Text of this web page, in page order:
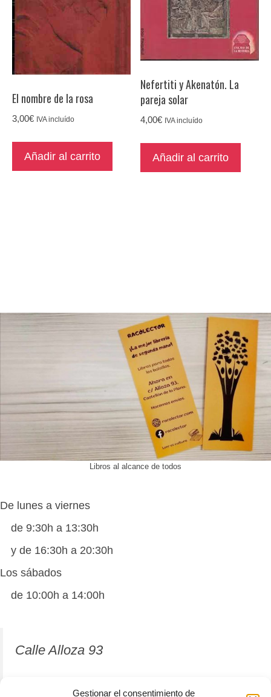
Gestionar el consentimiento de
El nombre de la rosa
3,00€ IVA incluído
Añadir al carrito
Nefertiti y Akenatón. La
pareja solar
4,00€ IVA incluído
Añadir al carrito
Libros al alcance de todos
De lunes a viernes
de 9:30h a 13:30h
y de 16:30h a 20:30h
Los sábados
de 10:00h a 14:00h
Calle Alloza 93
12001 Castellón de la Plana